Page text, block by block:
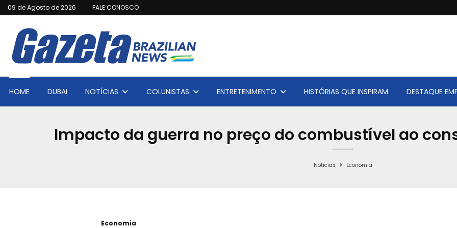
09 de Agosto de 2026 FALE CONOSCO
HOME DUBAI NOTÍCIAS COLUNISTAS ENTRETENIMENTO HISTÓRIAS QUE INSPIRAM DESTAQUE
Impacto da guerra no preço do combustível ao
Notícias Economia
Economia